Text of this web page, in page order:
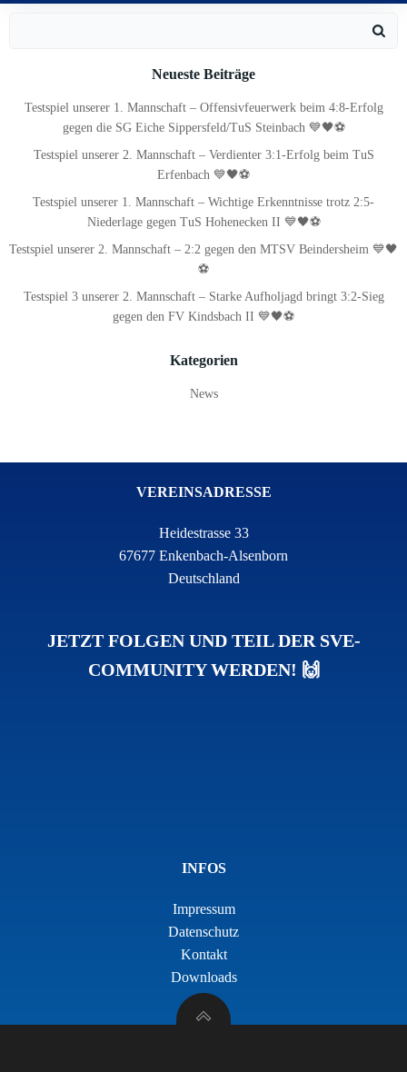
Neueste Beiträge
Testspiel unserer 1. Mannschaft – Offensivfeuerwerk beim 4:8-Erfolg
gegen die SG Eiche Sippersfeld/TuS Steinbach 💙🖤⚽
Testspiel unserer 2. Mannschaft – Verdienter 3:1-Erfolg beim TuS
Erfenbach 💙🖤⚽
Testspiel unserer 1. Mannschaft – Wichtige Erkenntnisse trotz 2:5-
Niederlage gegen TuS Hohenecken II 💙🖤⚽
Testspiel unserer 2. Mannschaft – 2:2 gegen den MTSV Beindersheim 💙🖤
⚽
Testspiel 3 unserer 2. Mannschaft – Starke Aufholjagd bringt 3:2-Sieg
gegen den FV Kindsbach II 💙🖤⚽
Kategorien
News
VEREINSADRESSE
Heidestrasse 33
67677 Enkenbach-Alsenborn
Deutschland
JETZT FOLGEN UND TEIL DER SVE-
COMMUNITY WERDEN! 🙌
INFOS
Impressum
Datenschutz
Kontakt
Downloads